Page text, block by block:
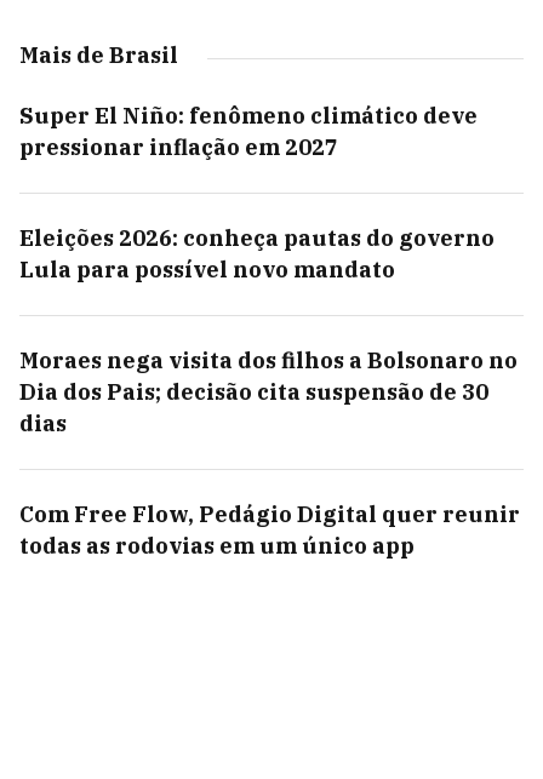
Mais de Brasil
Super El Niño: fenômeno climático deve
pressionar inflação em 2027
Eleições 2026: conheça pautas do governo
Lula para possível novo mandato
Moraes nega visita dos filhos a Bolsonaro no
Dia dos Pais; decisão cita suspensão de 30
dias
Com Free Flow, Pedágio Digital quer reunir
todas as rodovias em um único app